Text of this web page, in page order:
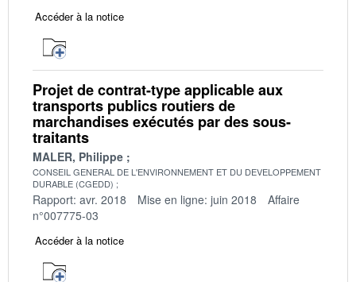
Accéder à la notice
Projet de contrat-type applicable aux
transports publics routiers de
marchandises exécutés par des sous-
traitants
MALER, Philippe
CONSEIL GENERAL DE L'ENVIRONNEMENT ET DU DEVELOPPEMENT
DURABLE (CGEDD)
Rapport: avr. 2018 Mise en ligne: juin 2018
Affaire
n°007775-03
Accéder à la notice